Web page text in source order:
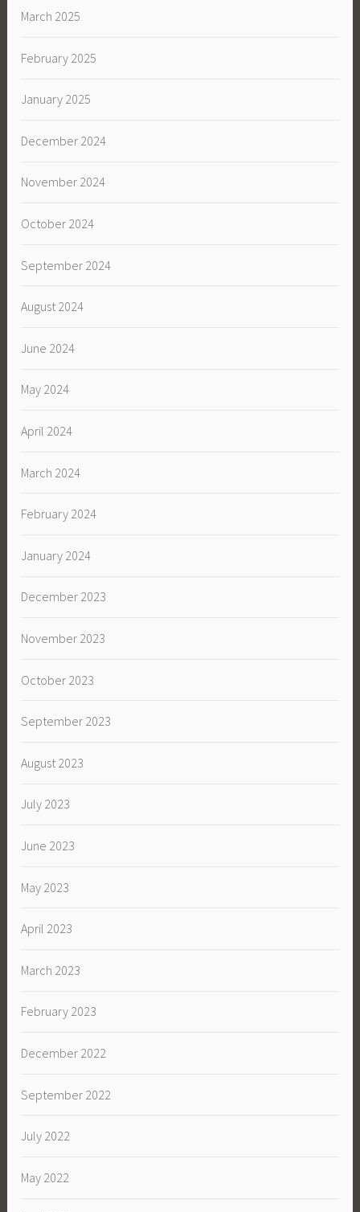
March 2025
February 2025
January 2025
December 2024
November 2024
October 2024
September 2024
August 2024
June 2024
May 2024
April 2024
March 2024
February 2024
January 2024
December 2023
November 2023
October 2023
September 2023
August 2023
July 2023
June 2023
May 2023
April 2023
March 2023
February 2023
December 2022
September 2022
July 2022
May 2022